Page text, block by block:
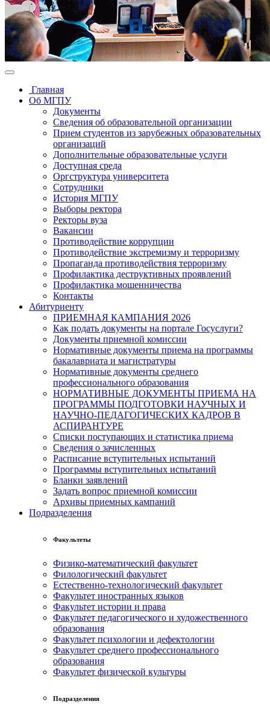
Главная
Об МГПУ
Документы
Сведения об образовательной организации
Прием студентов из зарубежных образовательных
организаций
Дополнительные образовательные услуги
Доступная среда
Оргструктура университета
Сотрудники
История МГПУ
Выборы ректора
Ректоры вуза
Вакансии
Противодействие коррупции
Противодействие экстремизму и терроризму
Пропаганда противодействия терроризму
Профилактика деструктивных проявлений
Профилактика мошенничества
Контакты
Абитуриенту
ПРИЕМНАЯ КАМПАНИЯ 2026
Как подать документы на портале Госуслуги?
Документы приемной комиссии
Нормативные документы приема на программы
бакалавриата и магистратуры
Нормативные документы среднего
профессионального образования
НОРМАТИВНЫЕ ДОКУМЕНТЫ ПРИЕМА НА
ПРОГРАММЫ ПОДГОТОВКИ НАУЧНЫХ И
НАУЧНО-ПЕДАГОГИЧЕСКИХ КАДРОВ В
АСПИРАНТУРЕ
Списки поступающих и статистика приема
Сведения о зачисленных
Расписание вступительных испытаний
Программы вступительных испытаний
Бланки заявлений
Задать вопрос приемной комиссии
Архивы приемных кампаний
Подразделения
Факультеты
Физико-математический факультет
Филологический факультет
Естественно-технологический факультет
Факультет иностранных языков
Факультет истории и права
Факультет педагогического и художественного
образования
Факультет психологии и дефектологии
Факультет среднего профессионального
образования
Факультет физической культуры
Подразделения